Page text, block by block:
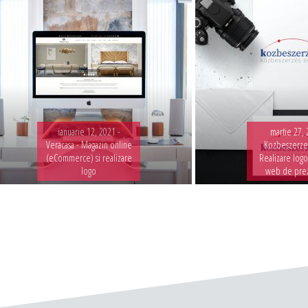
ianuarie 12, 2021 -
Veracasa - Magazin online
(eCommerce) si realizare
logo
martie 27,
Realizare
web de